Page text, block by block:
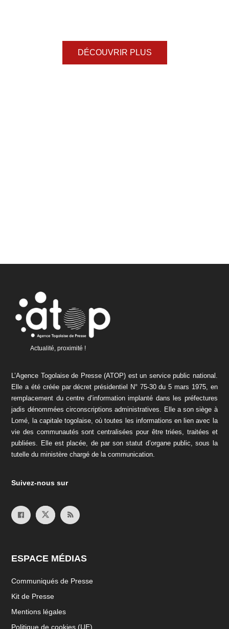
DÉCOUVRIR PLUS
Actualité, proximité !
L’Agence Togolaise de Presse (ATOP) est un service public national.
Elle a été créée par décret présidentiel N° 75-30 du 5 mars 1975, en
remplacement du centre d’information implanté dans les préfectures
jadis dénommées circonscriptions administratives. Elle a son siège à
Lomé, la capitale togolaise, où toutes les informations en lien avec la
vie des communautés sont centralisées pour être triées, traitées et
publiées. Elle est placée, de par son statut d’organe public, sous la
tutelle du ministère chargé de la communication.
Suivez-nous sur
ESPACE MÉDIAS
Communiqués de Presse
Kit de Presse
Mentions légales
Politique de cookies (UE)